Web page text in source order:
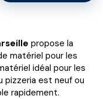
propose la
matériel pour les
idéal pour les
pizzeria est neuf ou
rapidement.